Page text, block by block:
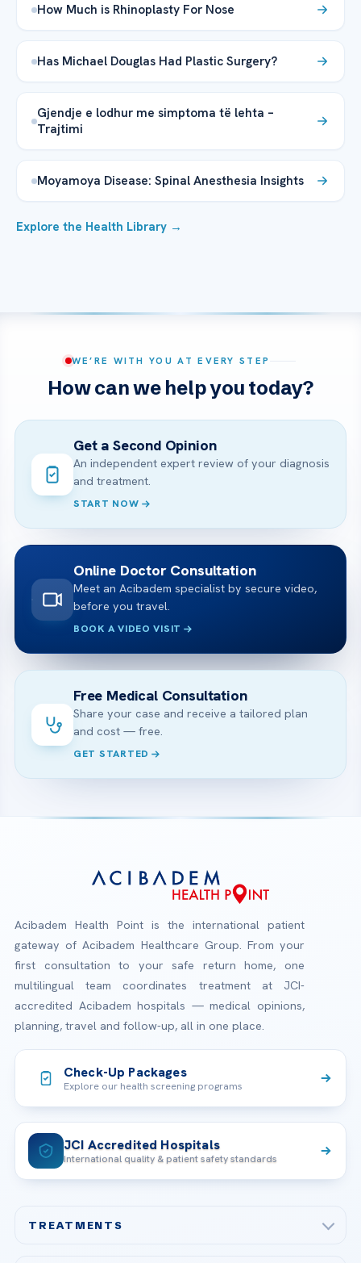
How Much is Rhinoplasty For Nose
Has Michael Douglas Had Plastic Surgery?
Gjendje e lodhur me simptoma të lehta –
Trajtimi
Moyamoya Disease: Spinal Anesthesia Insights
Explore the Health Library →
WE’RE WITH YOU AT EVERY STEP
How can we help you today?
Get a Second Opinion
An independent expert review of your diagnosis
and treatment.
START NOW
Online Doctor Consultation
Meet an Acibadem specialist by secure video,
before you travel.
BOOK A VIDEO VISIT
Free Medical Consultation
Share your case and receive a tailored plan
and cost — free.
GET STARTED
Acibadem Health Point is the international patient
gateway of Acibadem Healthcare Group. From your
first consultation to your safe return home, one
multilingual team coordinates treatment at JCI-
accredited Acibadem hospitals — medical opinions,
planning, travel and follow-up, all in one place.
Check-Up Packages
Explore our health screening programs
JCI Accredited Hospitals
International quality & patient safety standards
TREATMENTS